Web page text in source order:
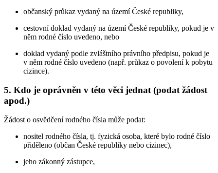
občanský průkaz vydaný na území České republiky,
cestovní doklad vydaný na území České republiky, pokud je v
něm rodné číslo uvedeno, nebo
doklad vydaný podle zvláštního právního předpisu, pokud je
v něm rodné číslo uvedeno (např. průkaz o povolení k pobytu
cizince).
5. Kdo je oprávněn v této věci jednat (podat žádost
apod.)
Žádost o osvědčení rodného čísla může podat:
nositel rodného čísla, tj. fyzická osoba, které bylo rodné číslo
přiděleno (občan České republiky nebo cizinec),
jeho zákonný zástupce,